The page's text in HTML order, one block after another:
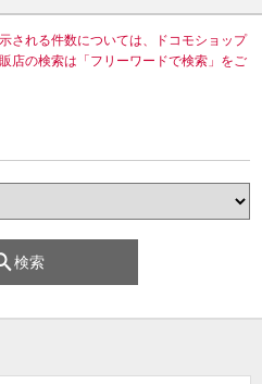
される件数については、ドコモショップ
店の検索は「フリーワードで検索」をご
検索